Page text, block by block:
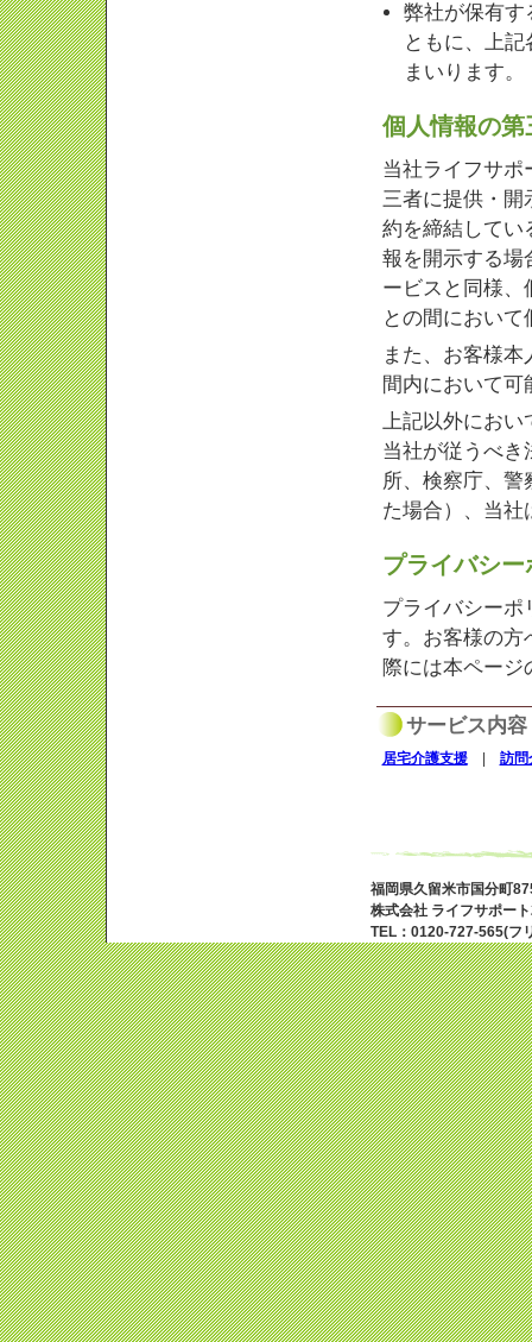
弊社が保有す
ともに、上
まいります。
個人情報の
当社ライフサポ
三者に提供・開
約を締結してい
報を開示する場
ービスと同様、
との間におい
また、お客様
間内において
上記以外におい
当社が従うべき
所、検察庁、警
た場合）、当社
プライバシ
プライバシーポ
す。お客様の方
際には本ページ
サービス内容
居宅介護支援| 訪問
福岡県久留米市国分町
株式会社 ライフサポー
TEL：0120-727-565(フ